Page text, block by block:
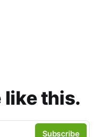
like this.
Subscribe